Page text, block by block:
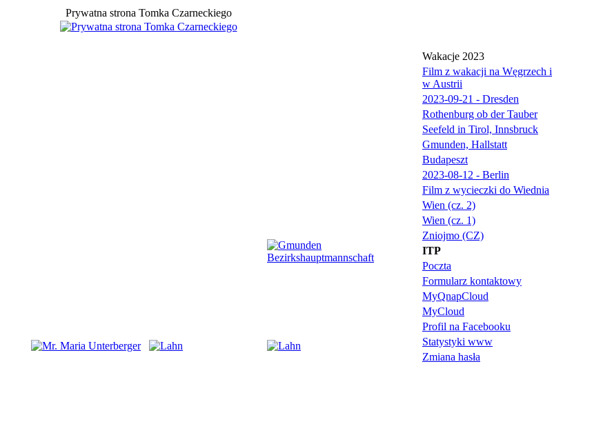
Prywatna strona Tomka Czarneckiego
Wakacje 2023
Film z wakacji na Węgrzech i
w Austrii
2023-09-21 - Dresden
Rothenburg ob der Tauber
Seefeld in Tirol, Innsbruck
Gmunden, Hallstatt
Budapeszt
2023-08-12 - Berlin
Film z wycieczki do Wiednia
Wien (cz. 2)
Wien (cz. 1)
Zniojmo (CZ)
ITP
Poczta
Formularz kontaktowy
MyQnapCloud
MyCloud
Profil na Facebooku
Statystyki www
Zmiana hasła